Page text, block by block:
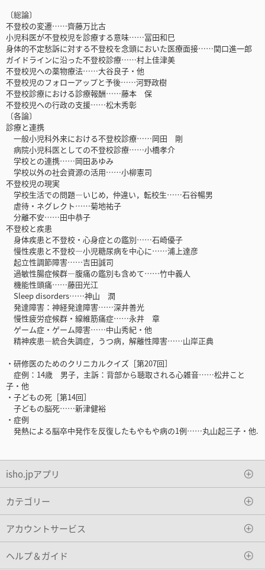
〔総論〕
不登校の変遷……齊藤万比古
小児科医が不登校児を診療する意味……冨田和巳
身体的不定愁訴に対する不登校を念頭においた医療面接……関口進一郎
ガイドラインに沿った不登校診療……村上佳津美
不登校児への薬物療法……大谷良子・他
不登校児のフォローアップと予後……河野政樹
不登校診療における診療報酬……藤本 保
不登校児への行政の支援……松木秀彰
〔各論〕
診療と連携
一般小児科外来における不登校診療……岡田 剛
病院小児科医としての不登校診療……小橋孝介
学校との連携……岡田あゆみ
学校以外の社会資源の活用……小柳憲司
不登校児の現実
学校生活での問題―いじめ，仲違い，転校生……石谷暢男
虐待・ネグレクト……菊地祐子
分離不安……田中恭子
不登校と疾患
身体疾患と不登校・心身症との鑑別……石崎優子
慢性疾患と不登校―小児糖尿病を中心に……浦上達彦
起立性調節障害……吉田誠司
過敏性腸症候群―腹痛の鑑別も含めて……竹中義人
機能性頭痛……藤田光江
Sleep disorders……神山 潤
発達障害：神経発達障害……深井善光
慢性疲労症候群・線維筋痛症……永井 章
ゲーム症・ゲーム障害……中山秀紀・他
精神疾患―統合失調症，うつ病，解離性障害……山岸正典
・研修医のためのクリニカルクイズ［第207回］
症例：14歳 男子，主訴：背部から聴取される心雑音……松井こと
子・他
・子どもの死［第14回］
子どもの脳死……新津健裕
・症例
発熱による脳卒中発作を反復したもやもや病の1例……丸山起三子・他.
isho.jpアプリ
カテゴリー
アカウントサービス
ヘルプ＆ガイド